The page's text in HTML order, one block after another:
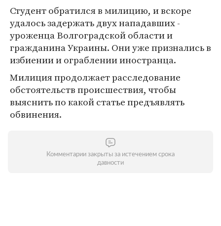
Студент обратился в милицию, и вскоре
удалось задержать двух нападавших -
уроженца Волгоградской области и
гражданина Украины. Они уже признались в
избиении и ограблении иностранца.
Милиция продолжает расследование
обстоятельств происшествия, чтобы
выяснить по какой статье предъявлять
обвинения.
Комментарии закрыты за истечением срока
давности